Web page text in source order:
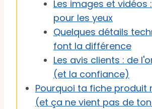
Les images et vidéos
pour les yeux
Quelques détails
font la différence
Les avis clients : de
(et la confiance)
Pourquoi ta fiche produit
(et ça ne vient pas de